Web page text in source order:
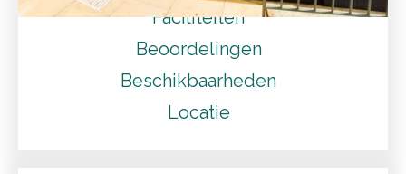
Faciliteiten
Beoordelingen
Beschikbaarheden
Locatie